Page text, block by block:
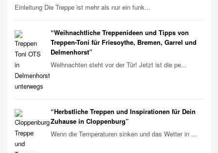
Einleitung Die Treppe ist mehr als nur ein funk...
“Weihnachtliche Treppenideen und Tipps von
Treppen-Toni für Friesoythe, Bremen, Garrel und
Delmenhorst”
Weihnachten steht vor der Tür! Jetzt ist die pe...
“Herbstliche Treppen und Inspirationen für Dein
Zuhause in Cloppenburg”
Wenn die Temperaturen sinken und das Wetter in ...